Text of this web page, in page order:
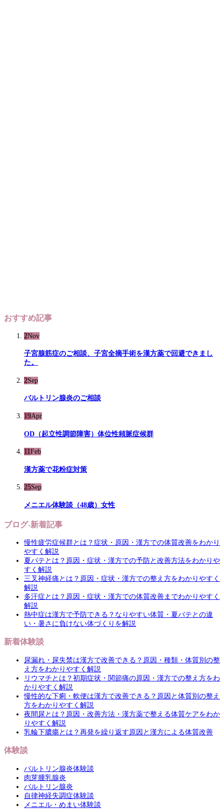
おすすめ記事
2Nov
子宮腺筋症のご相談、子宮全摘手術を漢方薬で回避できまし
た。
2Sep
バルトリン腺炎のご相談
19Apr
OD（起立性調節障害）体位性頻脈症候群
11Feb
漢方薬で花粉症対策
25Sep
メニエル体験談（48歳）女性
ブログ-新着記事
慢性疲労症候群とは？症状・原因・漢方での体質改善をわかり
やすく解説
夏バテとは？原因・症状・漢方での予防と改善方法をわかりや
すく解説
三叉神経痛とは？原因・症状・漢方での整え方をわかりやすく
解説
多汗症とは？原因・症状・漢方での体質改善までわかりやすく
解説
熱中症は漢方で予防できる？なりやすい体質・夏バテとの違
い・暑さに負けない体づくりを解説
新着体験談
尿漏れ・尿失禁は漢方で改善できる？原因・種類・体質別の整
え方をわかりやすく解説
リウマチとは？初期症状・関節痛の原因・漢方での整え方をわ
かりやすく解説
慢性的な下痢・軟便は漢方で改善できる？原因と体質別の整え
方をわかりやすく解説
夜間尿とは？原因・改善方法・漢方薬で整える体質ケアをわか
りやすく解説
乳輪下膿瘍とは？再発を繰り返す原因と漢方による体質改善
体験談
バルトリン腺炎体験談
肉芽腫乳腺炎
バルトリン腺炎
自律神経失調症体験談
メニエル・めまい体験談